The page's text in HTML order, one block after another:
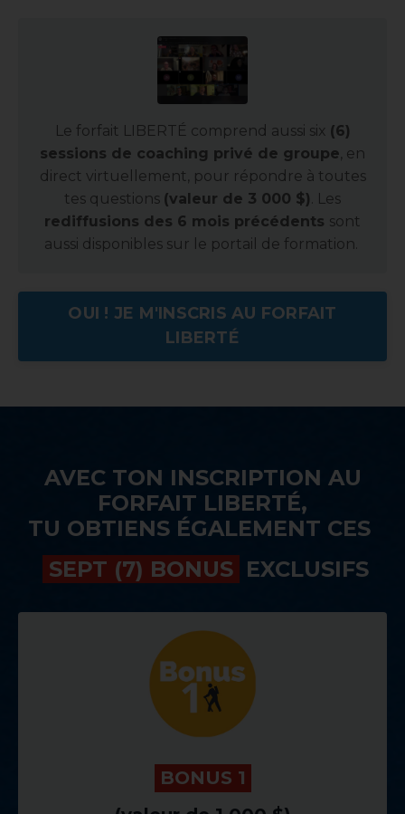
Le forfait LIBERTÉ comprend aussi six (6)
sessions de coaching privé de groupe, en
direct virtuellement, pour répondre à toutes
tes questions (valeur de 3 000 $). Les
rediffusions des 6 mois précédents sont
aussi disponibles sur le portail de formation.
OUI ! JE M'INSCRIS AU FORFAIT
LIBERTÉ
AVEC TON INSCRIPTION AU
FORFAIT LIBERTÉ,
TU OBTIENS ÉGALEMENT CES
SEPT (7) BONUS EXCLUSIFS
BONUS 1